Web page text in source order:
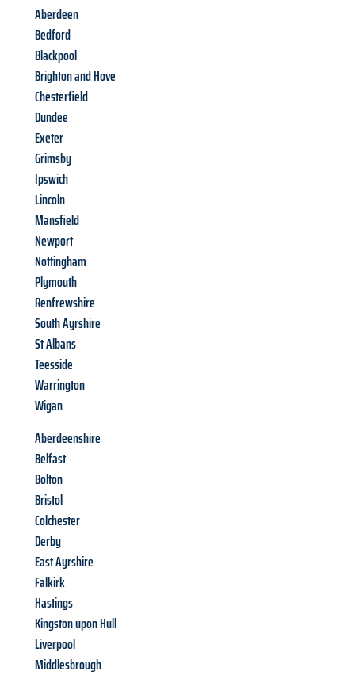
Aberdeen
Bedford
Blackpool
Brighton and Hove
Chesterfield
Dundee
Exeter
Grimsby
Ipswich
Lincoln
Mansfield
Newport
Nottingham
Plymouth
Renfrewshire
South Ayrshire
St Albans
Teesside
Warrington
Wigan
Aberdeenshire
Belfast
Bolton
Bristol
Colchester
Derby
East Ayrshire
Falkirk
Hastings
Kingston upon Hull
Liverpool
Middlesbrough